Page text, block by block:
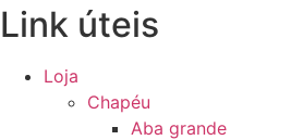
Link úteis
Loja
Chapéu
Aba grande